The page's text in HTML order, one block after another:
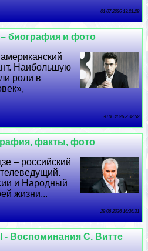
01 07 2026 13:21:28
биография и фото
Наибольшую
роли в
30 06 2026 3:38:52
факты, фото
– российский
и Народный
жизни...
29 06 2026 16:36:31
- Воспоминания С. Витте